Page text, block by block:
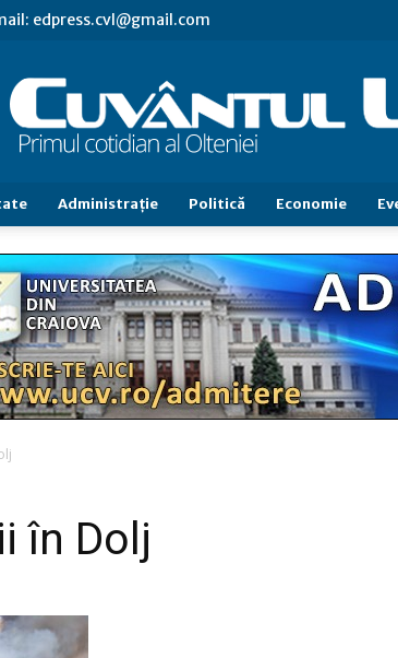
edpress.cvl@gmail.com
Administraţie Politică Economie
în Dolj